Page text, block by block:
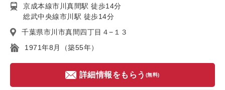
京成本線市川真間駅 徒歩14分
総武中央線市川駅 徒歩14分
千葉県市川市真間四丁目４−１３
1971年8月（築55年）
詳細情報をもらう (無料)